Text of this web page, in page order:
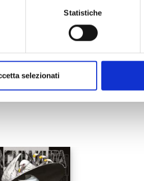
Statistiche
selezionati
Mostra tutto